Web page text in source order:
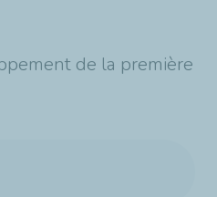
de la première